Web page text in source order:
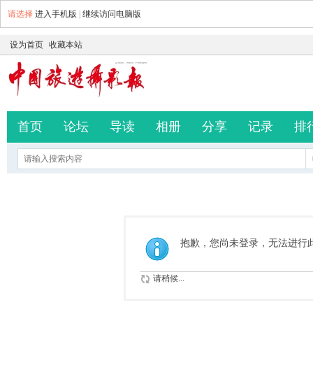
请选择 进入手机版 继续访问电脑版
设为首页 收藏本站
首页 论坛 导读 相册 分享 记录 排
抱歉，您尚未登录，无法进行
请稍候...